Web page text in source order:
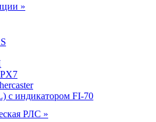
»
с индикатором FI-70
РЛС »